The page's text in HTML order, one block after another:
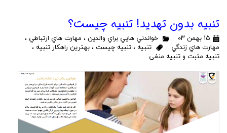
تنبیه بدون تهدید! تنبیه چیست؟
۱۵ بهمن ۰۳ خواندني هايي براي والدين ، مهارت هاي ارتباطي ،
مهارت هاي زندگي
تنبیه ، تنبیه چیست ، بهترین راهکار تنبیه ،
تنبیه مثبت و تنبیه منفی